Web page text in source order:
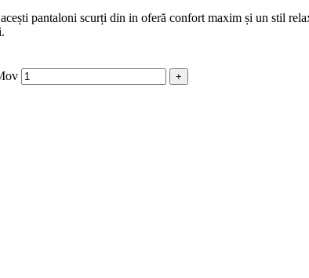
pantaloni scurți din in oferă confort maxim și un stil